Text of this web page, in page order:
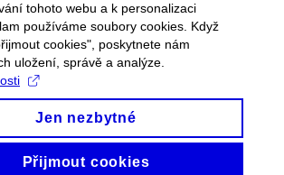
tohoto webu a k personalizaci
používáme soubory cookies. Když
cookies", poskytnete nám
uložení, správě a analýze.
Jen nezbytné
Přijmout cookies